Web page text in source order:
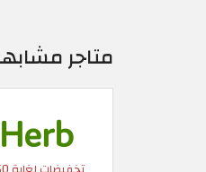
متاجر